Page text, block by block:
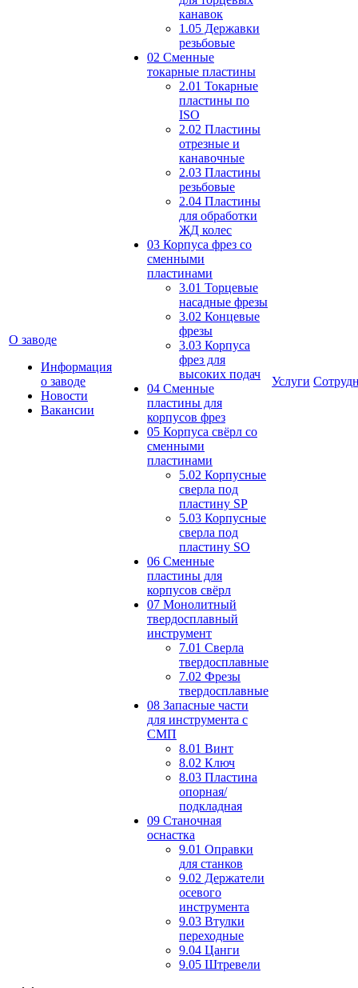
О заводе
Информация
о заводе
Новости
Вакансии
канавок
1.05 Державки
резьбовые
02 Сменные
токарные пластины
2.01 Токарные
пластины по
ISO
2.02 Пластины
отрезные и
канавочные
2.03 Пластины
резьбовые
2.04 Пластины
для обработки
ЖД колес
03 Корпуса фрез со
сменными
пластинами
3.01 Торцевые
насадные фрезы
3.02 Концевые
фрезы
3.03 Корпуса
фрез для
высоких подач
04 Сменные
пластины для
корпусов фрез
05 Корпуса свёрл со
сменными
пластинами
5.02 Корпусные
сверла под
пластину SP
5.03 Корпусные
сверла под
пластину SO
06 Сменные
пластины для
корпусов свёрл
07 Монолитный
твердосплавный
инструмент
7.01 Сверла
твердосплавные
7.02 Фрезы
твердосплавные
08 Запасные части
для инструмента с
СМП
8.01 Винт
8.02 Ключ
8.03 Пластина
опорная/
подкладная
09 Станочная
оснастка
9.01 Оправки
для станков
9.02 Держатели
осевого
инструмента
9.03 Втулки
переходные
9.04 Цанги
9.05 Штревели
Услуги